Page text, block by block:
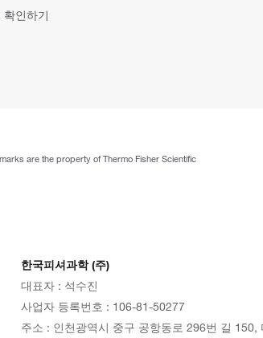
인하기
are the property of Thermo Fisher Scientific
한국피셔과학 (주)
대표자 : 석수진
사업자 등록번호 : 106-81-50277
주소 : 인천광역시 중구 공항동로 296번 길